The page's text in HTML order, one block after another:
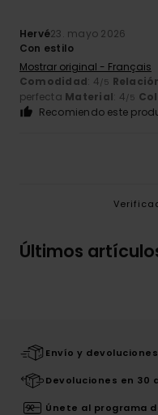
Hervé23. mayo 2026
Con estilo
Mostrar original - Français
Comodidad: 4/5
perfecta Material: 4/5
Recomiendo este
Últimos
Envío y
Devoluciones en 30
Únete al programa